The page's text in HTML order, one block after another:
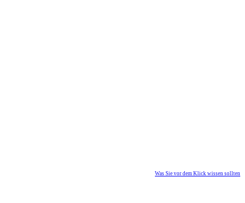
Was Sie vor dem Klick wissen sollten